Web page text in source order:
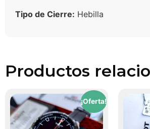
Tipo de Cierre: Hebilla
Productos
¡Oferta!